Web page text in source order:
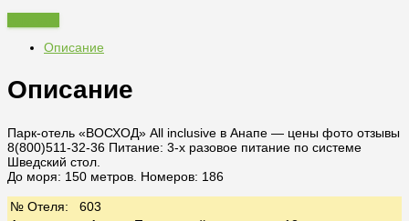
Описание
Описание
Парк-отель «ВОСХОД» All inclusive в Анапе — цены фото отзывы
8(800)511-32-36 Питание: 3-х разовое питание по системе
Шведский стол.
До моря: 150 метров. Номеров: 186
№ Отеля:
603